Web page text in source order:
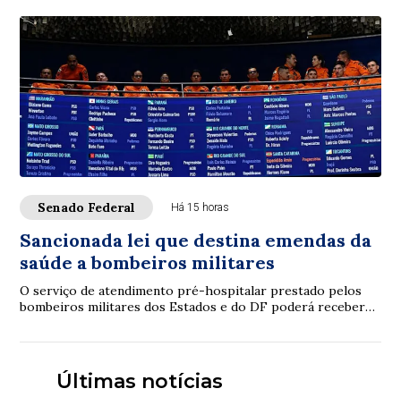
Senado Federal Há 15 horas
Sancionada lei que destina emendas da
saúde a bombeiros militares
O serviço de atendimento pré-hospitalar prestado pelos
bombeiros militares dos Estados e do DF poderá receber
Últimas notícias